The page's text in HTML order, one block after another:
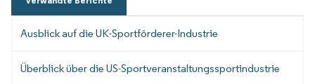
Ausblick auf die UK-Sportförderer-Industrie
Überblick über die US-Sportveranstaltungssportindustrie